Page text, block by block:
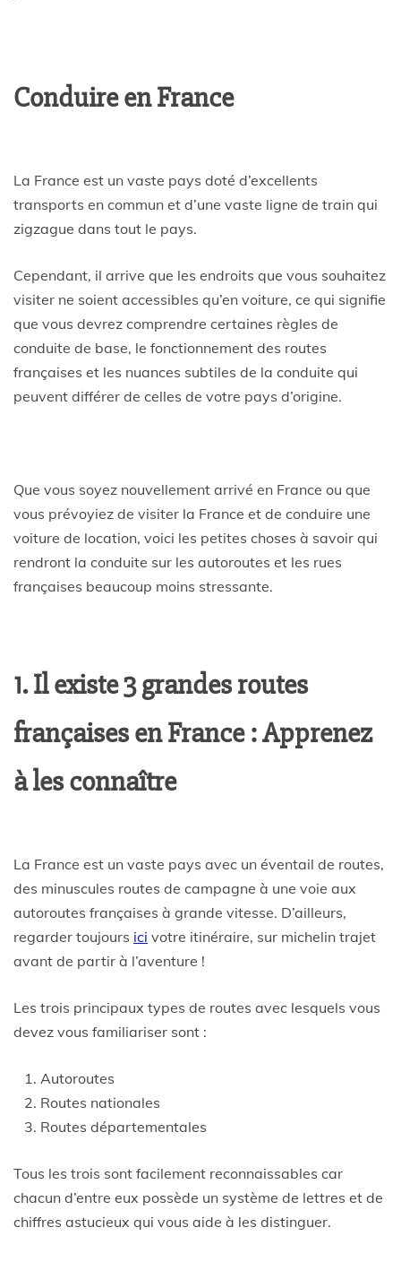
Conduire en France
La France est un vaste pays doté d’excellents
transports en commun et d’une vaste ligne de train qui
zigzague dans tout le pays.
Cependant, il arrive que les endroits que vous souhaitez
visiter ne soient accessibles qu’en voiture, ce qui signifie
que vous devrez comprendre certaines règles de
conduite de base, le fonctionnement des routes
françaises et les nuances subtiles de la conduite qui
peuvent différer de celles de votre pays d’origine.
Que vous soyez nouvellement arrivé en France ou que
vous prévoyiez de visiter la France et de conduire une
voiture de location, voici les petites choses à savoir qui
rendront la conduite sur les autoroutes et les rues
françaises beaucoup moins stressante.
1. Il existe 3 grandes routes
françaises en France : Apprenez
à les connaître
La France est un vaste pays avec un éventail de routes,
des minuscules routes de campagne à une voie aux
autoroutes françaises à grande vitesse. D’ailleurs,
regarder toujours ici votre itinéraire, sur michelin trajet
avant de partir à l’aventure !
Les trois principaux types de routes avec lesquels vous
devez vous familiariser sont :
Autoroutes
Routes nationales
Routes départementales
Tous les trois sont facilement reconnaissables car
chacun d’entre eux possède un système de lettres et de
chiffres astucieux qui vous aide à les distinguer.